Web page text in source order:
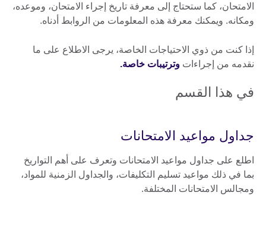
الامتحان، كما ستحتاج إلى معرفة تاريخ إجراء الامتحان، وموعده،
ومكانه. ويمكنك معرفة هذه المعلومات من الروابط أدناه.
إذا كنت من ذوي الاحتياجات الخاصة، يرجى الاطلاع على ما
نقدمه من إجراءات وترتيبات خاصة.
في هذا القسم
جداول مواعيد الامتحانات
اطلع على جداول مواعيد الامتحانات وتعرف على أهم التواريخ
بما في ذلك مواعيد تسليم التكليفات، والجداول الزمنية للمواد،
ومجالس الامتحانات المختلفة.